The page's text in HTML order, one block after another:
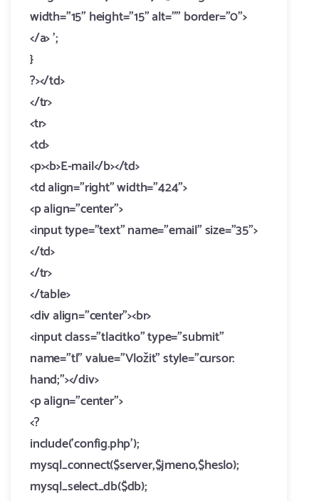
width="15" height="15" alt="" border="0">
</a> ';
}
?></td>
</tr>
<tr>
<td>
<p><b>E-mail</b></td>
<td align="right" width="424">
<p align="center">
<input type="text" name="email" size="35">
</td>
</tr>
</table>
<div align="center"><br>
<input class="tlacitko" type="submit"
name="tl" value="Vložit" style="cursor:
hand;"></div>
<p align="center">
<?
include('config.php');
mysql_connect($server,$jmeno,$heslo);
mysql_select_db($db);